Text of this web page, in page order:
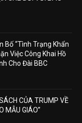
Bố “Tình Trạng Khẩn
Việc Công Khai Hồ
Cho Đài BBC
CỦA TRUMP VỀ
MẪU GIÁO”